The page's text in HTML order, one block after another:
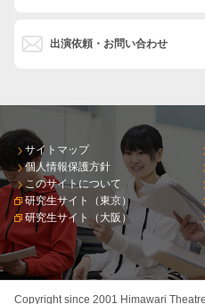
出演依頼・お問い合わせ
サイトマップ
個人情報保護方針
このサイトについて
研究生サイト（東京）
研究生サイト（大阪）
Copyright since 2001 Himawari